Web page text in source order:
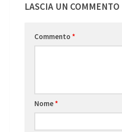
LASCIA UN COMMENTO
Commento *
Nome*